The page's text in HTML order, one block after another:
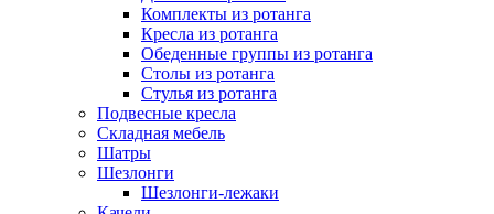
Комплекты из ротанга
Кресла из ротанга
Обеденные группы из ротанга
Столы из ротанга
Стулья из ротанга
Подвесные кресла
Складная мебель
Шатры
Шезлонги
Шезлонги-лежаки